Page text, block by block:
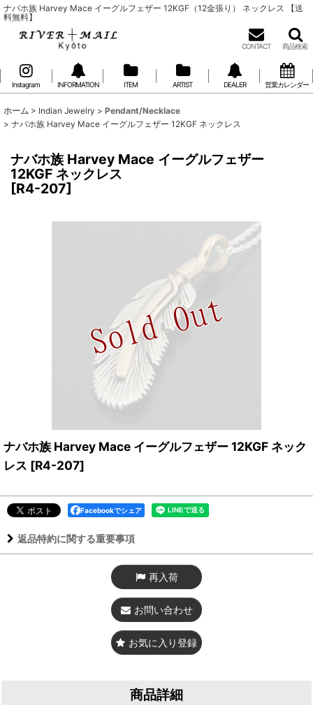
ナバホ族 Harvey Mace イーグルフェザー 12KGF（12金張り） ネックレス 【送
料無料】
CONTACT 商品検索
Instagram INFORMATION ITEM ARTIST DEALER 営業カレンダー
ホーム > Indian Jewelry > Pendant/Necklace
> ナバホ族 Harvey Mace イーグルフェザー 12KGF ネックレス
ナバホ族 Harvey Mace イーグルフェザー
12KGF ネックレス
[R4-207]
ナバホ族 Harvey Mace イーグルフェザー 12KGF ネック
レス [R4-207]
Facebookでシェア
返品特約に関する重要事項
再入荷
お問い合わせ
お気に入り登録
商品詳細